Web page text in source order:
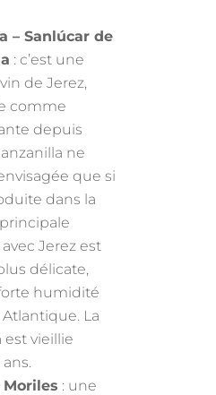
– Sanlúcar de
: c’est une
de Jerez,
comme
depuis
ne
que si
dans la
Jerez est
délicate,
humidité
Atlantique. La
est vieillie
: une